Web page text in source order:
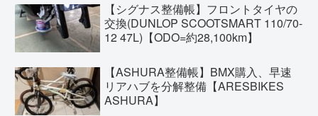
【シグナス整備帳】フロントタイヤの
交換(DUNLOP SCOOTSMART 110/70-
12 47L)【ODO=約28,100km】
【ASHURA整備帳】BMX購入、早速
リアハブを分解整備【ARESBIKES
ASHURA】